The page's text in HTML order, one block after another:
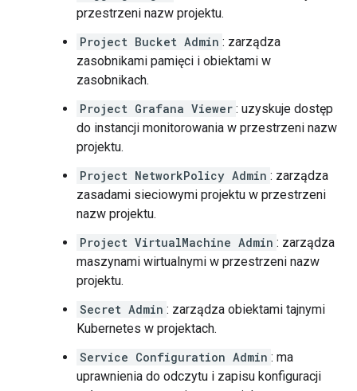
przestrzeni nazw projektu.
Project Bucket Admin : zarządza
zasobnikami pamięci i obiektami w
zasobnikach.
Project Grafana Viewer : uzyskuje dostęp
do instancji monitorowania w przestrzeni nazw
projektu.
Project NetworkPolicy Admin : zarządza
zasadami sieciowymi projektu w przestrzeni
nazw projektu.
Project VirtualMachine Admin : zarządza
maszynami wirtualnymi w przestrzeni nazw
projektu.
Secret Admin : zarządza obiektami tajnymi
Kubernetes w projektach.
Service Configuration Admin : ma
uprawnienia do odczytu i zapisu konfiguracji